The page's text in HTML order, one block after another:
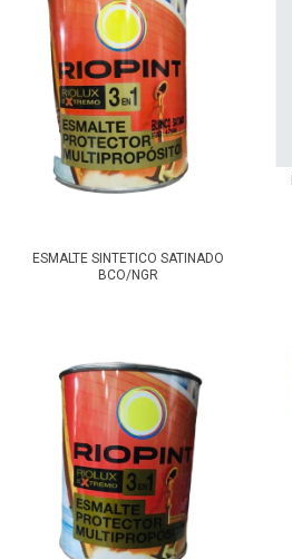
ESMALTE SINTETICO SATINADO
BCO/NGR